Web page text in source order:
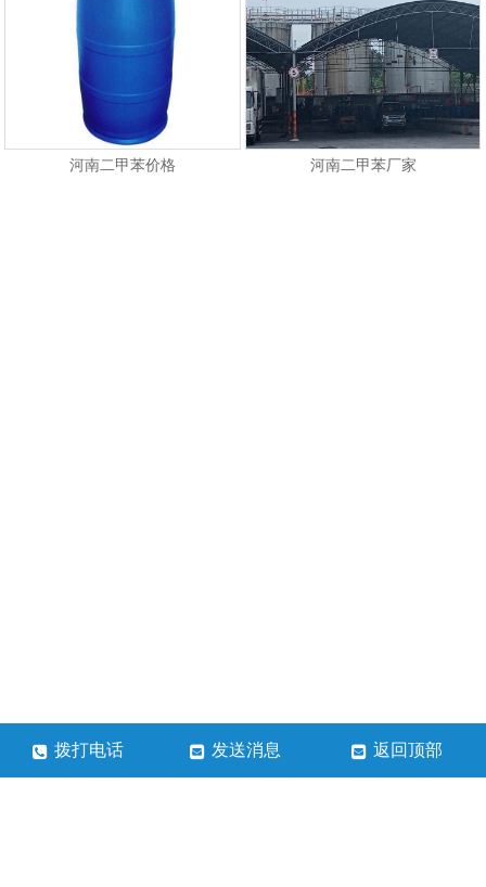
河南二甲苯价格 河南二甲苯厂家
拨打电话 发送消息 返回顶部